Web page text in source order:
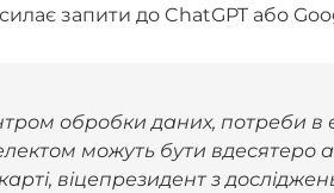
запити до ChatGPT або
обробки даних, потреби в
можуть бути вдесятеро
віцепрезидент з